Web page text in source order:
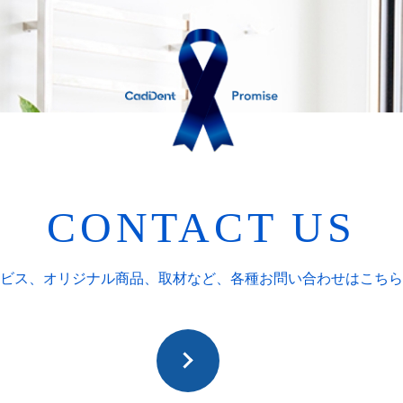
CONTACT US
ス、オリジナル商品、取材など、 各種お問い合わせはこち